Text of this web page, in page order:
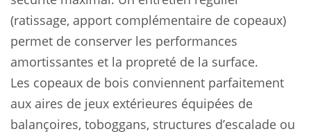
(ratissage, apport complémentaire de copeaux)
permet de conserver les performances
amortissantes et la propreté de la surface.
Les copeaux de bois conviennent parfaitement
aux aires de jeux extérieures équipées de
balançoires, toboggans, structures d’escalade ou